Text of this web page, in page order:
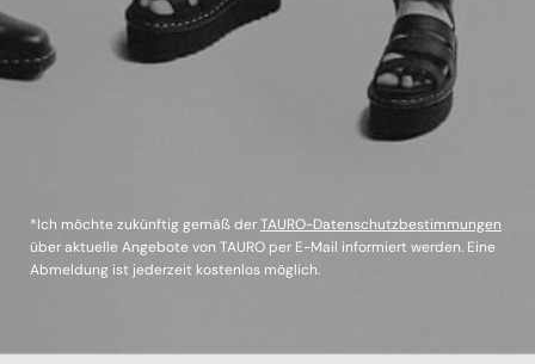
*Ich möchte zukünftig gemäß derTAURO-Datenschutzbestimmungen
über aktuelle Angebote von TAURO per E-Mail informiert werden. Eine
Abmeldung ist jederzeit kostenlos möglich.